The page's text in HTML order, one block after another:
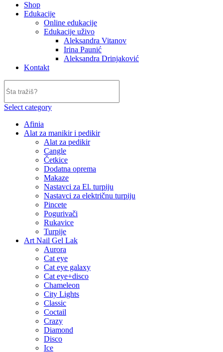
Shop
Edukacije
Online edukacije
Edukacije uživo
Aleksandra Vitanov
Irina Paunić
Aleksandra Drinjaković
Kontakt
Select category
Afinia
Alat za manikir i pedikir
Alat za pedikir
Cangle
Četkice
Dodatna oprema
Makaze
Nastavci za El. turpiju
Nastavci za električnu turpiju
Pincete
Pogurivači
Rukavice
Turpije
Art Nail Gel Lak
Aurora
Cat eye
Cat eye galaxy
Cat eye+disco
Chameleon
City Lights
Classic
Coctail
Crazy
Diamond
Disco
Ice